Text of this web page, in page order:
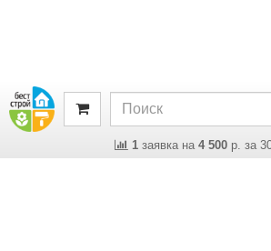
1заявка на 4 500р. за